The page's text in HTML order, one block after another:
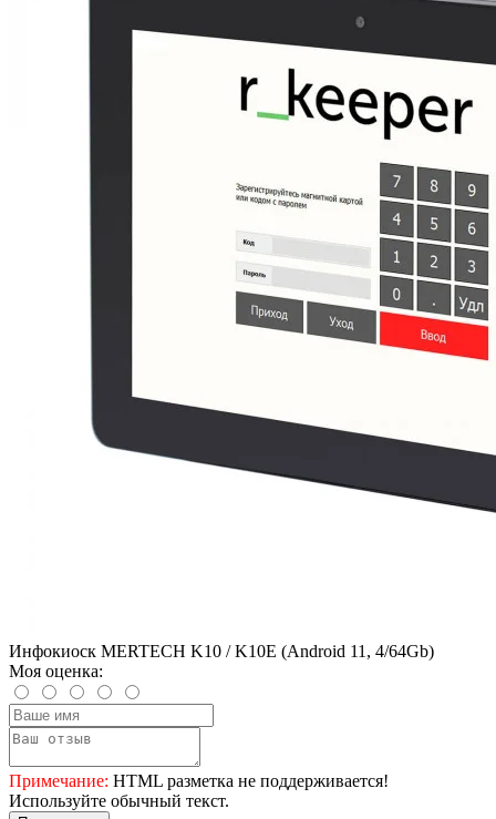
Инфокиоск MERTECH K10 / K10E (Android 11, 4/64Gb)
Моя оценка:
Примечание: HTML разметка не поддерживается!
Используйте обычный текст.